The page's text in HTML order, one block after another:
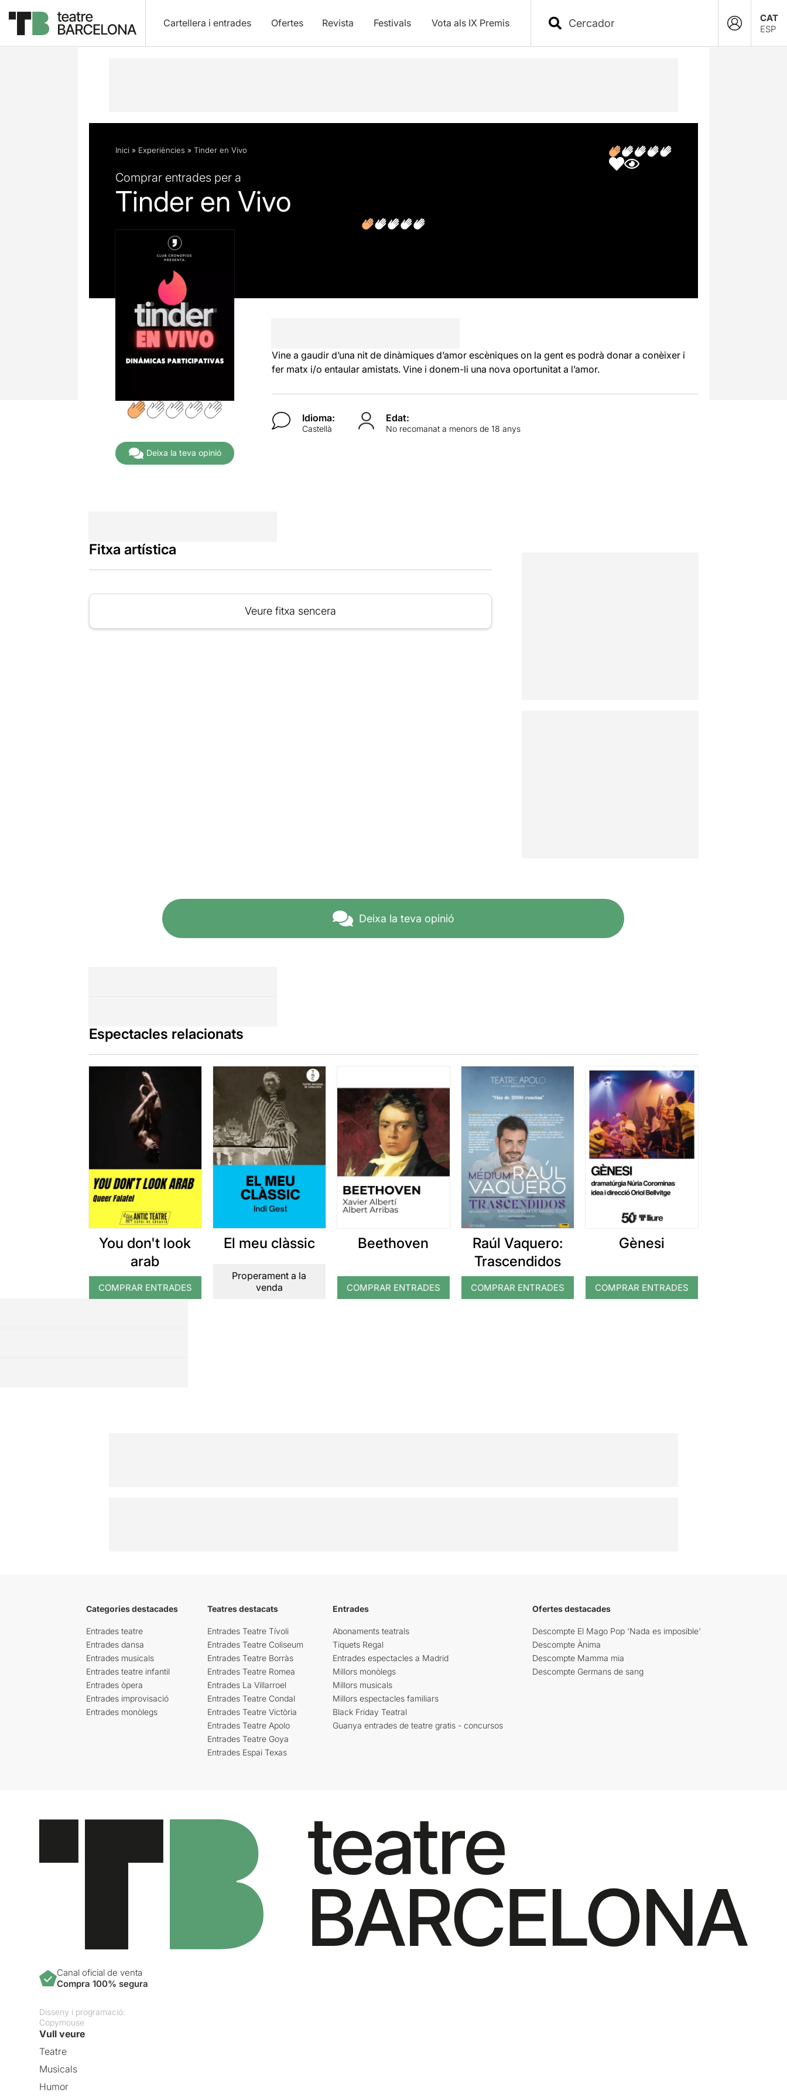
Cartellera i entrades Ofertes Revista Festivals Vota als IX Premis
CAT
ESP
Descripció Fitxa artística
Inici » Experiències » Tinder en Vivo
Comprar entrades per a
Tinder en Vivo
Deixa la teva opinió
Vine a gaudir d’una nit de dinàmiques d’amor escèniques on la gent es podrà donar a conèixer i
fer matx i/o entaular amistats. Vine i donem-li una nova oportunitat a l’amor.
Idioma:
Castellà
Edat:
No recomanat a menors de 18 anys
Fitxa artística
Veure fitxa sencera
Deixa la teva opinió
Espectacles relacionats
You don't look
arab
COMPRAR ENTRADES
El meu clàssic
Properament a la
venda
Beethoven
COMPRAR ENTRADES
Raúl Vaquero:
Trascendidos
COMPRAR ENTRADES
Gènesi
COMPRAR ENTRADES
Categories destacades
Entrades teatre
Entrades dansa
Entrades musicals
Entrades teatre infantil
Entrades òpera
Entrades improvisació
Entrades monòlegs
Teatres destacats
Entrades Teatre Tívoli
Entrades Teatre Coliseum
Entrades Teatre Borràs
Entrades Teatre Romea
Entrades La Villarroel
Entrades Teatre Condal
Entrades Teatre Victòria
Entrades Teatre Apolo
Entrades Teatre Goya
Entrades Espai Texas
Entrades
Abonaments teatrals
Tiquets Regal
Entrades espectacles a Madrid
Millors monòlegs
Millors musicals
Millors espectacles familiars
Black Friday Teatral
Guanya entrades de teatre gratis - concursos
Ofertes destacades
Descompte El Mago Pop 'Nada es imposible'
Descompte Ànima
Descompte Mamma mia
Descompte Germans de sang
Canal oficial de venta
Compra 100% segura
Disseny i programació:
Copymouse
Vull veure
Teatre
Musicals
Humor